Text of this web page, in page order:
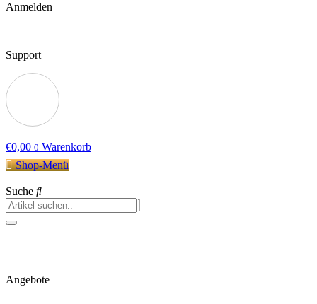
Anmelden
Support
€0,00 0 Warenkorb
Shop-Menü
Suche
Angebote